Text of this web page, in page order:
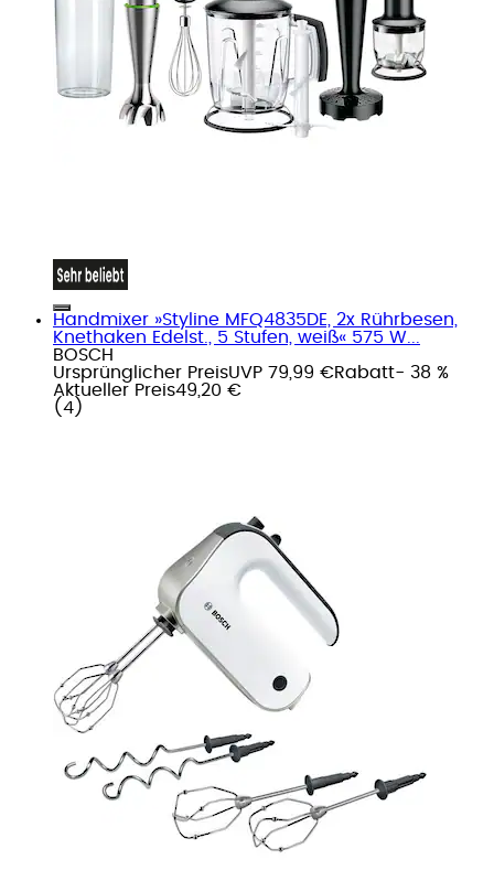
Handmixer »Styline MFQ4835DE, 2x Rührbesen,
Knethaken Edelst., 5 Stufen, weiß« 575 W...
BOSCH
Ursprünglicher PreisUVP 79,99 €Rabatt- 38 %
Aktueller Preis49,20 €
( 4 )